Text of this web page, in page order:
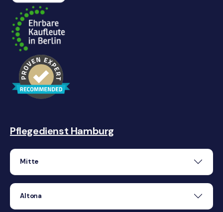
Pflegedienst Hamburg
Mitte
Altona